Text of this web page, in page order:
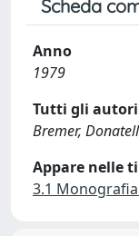
Scheda
Anno
1979
Tutti gli autori
Bremer,
Appare nelle
3.1